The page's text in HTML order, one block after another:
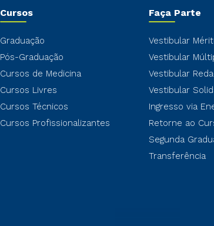
Cursos
Graduação
Pós-Graduação
Cursos de Medicina
Cursos Livres
Cursos Técnicos
Cursos Profissionalizantes
Faça Parte
Vestibular
Vestibular
Vestibular
Vestibular
Ingresso via
Retorne ao
Segunda
Transferência